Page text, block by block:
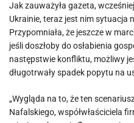
Jak zauważyła gazeta,
Ukrainie, teraz jest nim sytuacja
Przypomniała, że jeszcze w
jeśli doszłoby do osłabienia
następstwie konfliktu, możliwy
długotrwały spadek popytu na
„Wygląda na to, że ten
Nafalskiego, współwłaściciela